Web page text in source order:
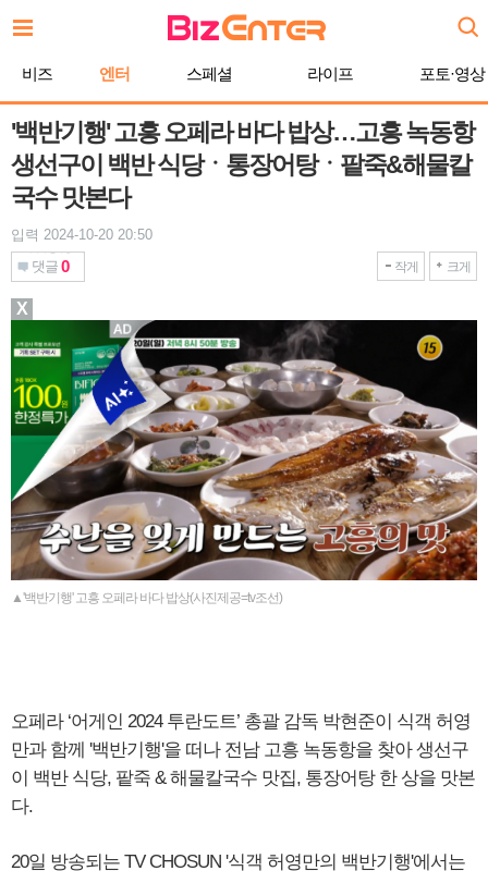
문
비즈 엔터 스페셜 라이프 포토·영상
'백반기행' 고흥 오페라 바다 밥상…고흥 녹동항
생선구이 백반 식당ㆍ통장어탕ㆍ팥죽&해물칼
국수 맛본다
입력 2024-10-20 20:50
댓글 0 작게 크게
▲'백반기행' 고흥 오페라 바다 밥상(사진제공=tv조선)
오페라 ‘어게인 2024 투란도트’ 총괄 감독 박현준이 식객 허영
만과 함께 '백반기행'을 떠나 전남 고흥 녹동항을 찾아 생선구
이 백반 식당, 팥죽 & 해물칼국수 맛집, 통장어탕 한 상을 맛본
다.
20일 방송되는 TV CHOSUN '식객 허영만의 백반기행'에서는
X